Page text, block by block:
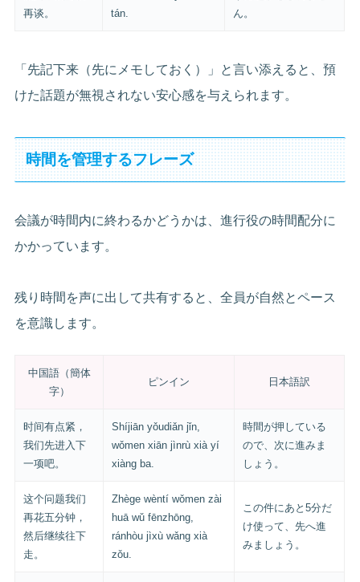
再谈。
tán.
ん。
「先記下来（先にメモしておく）」と言い添えると、預
けた話題が無視されない安心感を与えられます。
時間を管理するフレーズ
会議が時間内に終わるかどうかは、進行役の時間配分に
かかっています。
残り時間を声に出して共有すると、全員が自然とペース
を意識します。
中国語（簡体
字）
ピンイン 日本語訳
时间有点紧，
我们先进入下
一项吧。
Shíjiān yǒudiǎn jǐn,
wǒmen xiān jìnrù xià yí
xiàng ba.
時間が押している
ので、次に進みま
しょう。
这个问题我们
再花五分钟，
然后继续往下
走。
Zhège wèntí wǒmen zài
huā wǔ fēnzhōng,
ránhòu jìxù wǎng xià
zǒu.
この件にあと5分だ
け使って、先へ進
みましょう。